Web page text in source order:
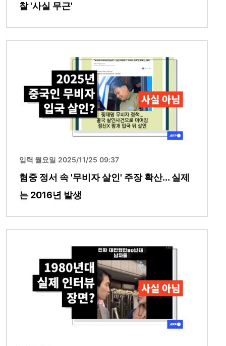
찰 '사실 무근'
입력 월요일 2025/11/25 09:37
혐중 정서 속 '무비자 살인' 주장 확산... 실제
는 2016년 발생